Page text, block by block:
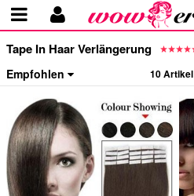
Tape In Haar Verlängerung
Empfohlen 10 Artikel